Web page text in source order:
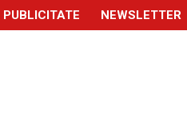
PUBLICITATE NEWSLETTER